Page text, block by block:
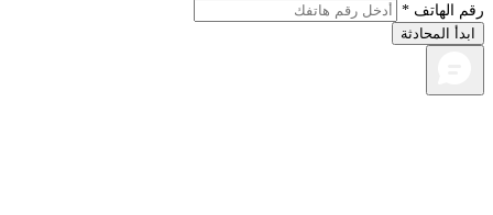
الهاتف *
المحادثة